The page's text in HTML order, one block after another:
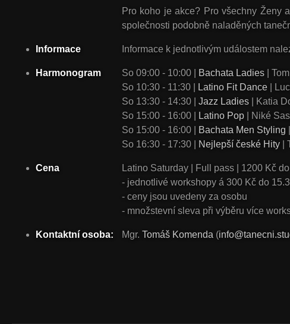
Pro koho je akce? Pro všechny Ženy
společnosti podobně naladěných
Informace Informace k jednotlivým událostem
Harmonogram So 09:00 - 10:00 | Bachata Ladies |
So 10:30 - 11:30 |
Latino Fit Dance |
So 13:30 - 14:30 | Jazz Ladies | Katia
So 15:00 - 16:00 |
Latino Pop | Niké
So 15:00 - 16:00 |
Bachata Men Styling
So 16:30 - 17:30 |
Nejlepší české Hity |
Cena
Latino Saturday | Full pass | 1200 Kč
- jednotlivé workshopy á 300 Kč do
- ceny jsou uvedeny za osobu
- množstevní sleva při výběru více
Kontaktní osoba: Mgr. Tomáš Komenda (